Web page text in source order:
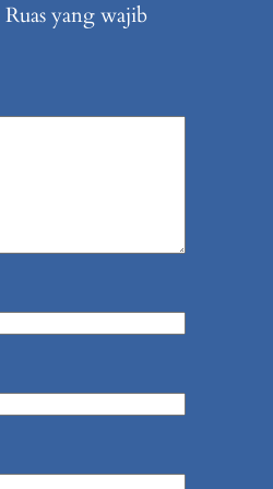
Ruas yang wajib